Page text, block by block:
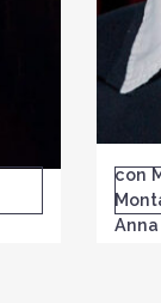
con